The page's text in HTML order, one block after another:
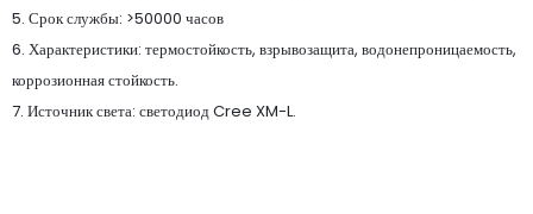
5. Срок службы: >50000 часов
6. Характеристики: термостойкость, взрывозащита, водонепроницаемость,
коррозионная стойкость.
7. Источник света: светодиод Cree XM-L.